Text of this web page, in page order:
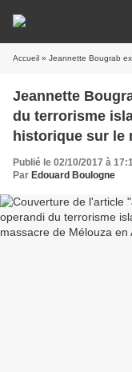
Accueil » Jeannette Bougrab explique le modus
Jeannette
du terrorisme
historique sur le
Algérie ).
Publié le 02/10/2017 à
Par Edouard Boulogne